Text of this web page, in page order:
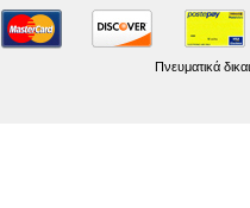
Πνευματικά